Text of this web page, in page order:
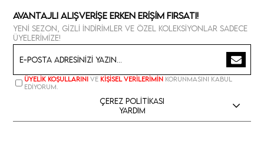
Avantajlı Alışverişe Erken Erişim Fırsatı!
Yeni sezon, gizli indirimler ve özel koleksiyonlar sadece
üyelerimize!
Üyelik koşullarını ve kişisel verilerimin korunmasını kabul
ediyorum.
Çerez Politikası
Yardım